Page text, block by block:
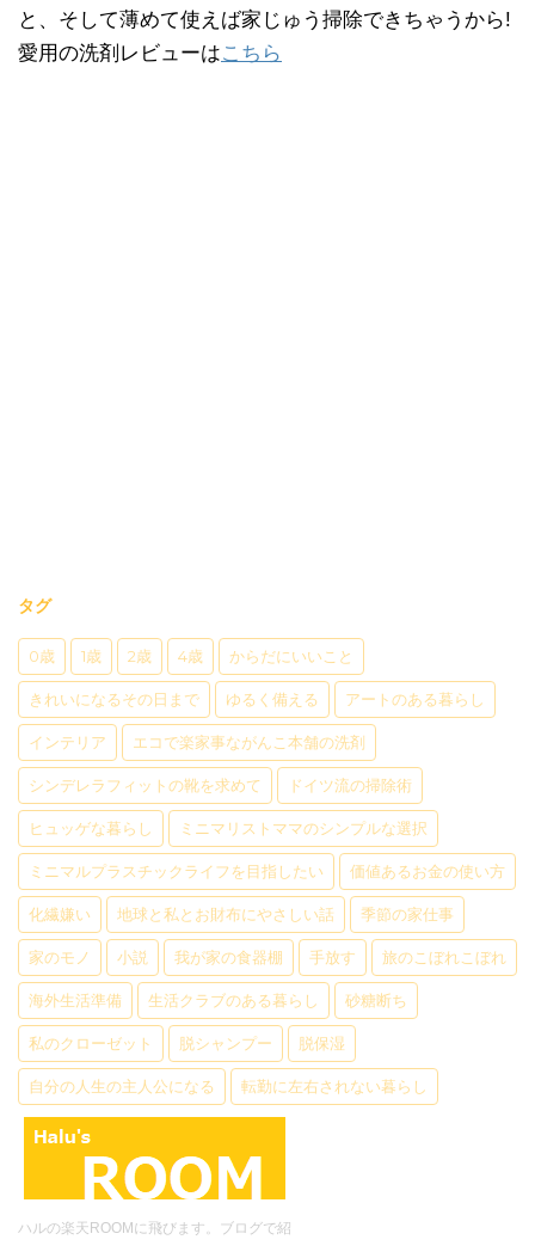
と、そして薄めて使えば家じゅう掃除できちゃうから!
愛用の洗剤レビューはこちら
タグ
0歳 1歳 2歳 4歳 からだにいいこと
きれいになるその日まで ゆるく備える アートのある暮らし
インテリア エコで楽家事ながんこ本舗の洗剤
シンデレラフィットの靴を求めて ドイツ流の掃除術
ヒュッゲな暮らし ミニマリストママのシンプルな選択
ミニマルプラスチックライフを目指したい 価値あるお金の使い方
化繊嫌い 地球と私とお財布にやさしい話 季節の家仕事
家のモノ 小説 我が家の食器棚 手放す 旅のこぼれこぼれ
海外生活準備 生活クラブのある暮らし 砂糖断ち
私のクローゼット 脱シャンプー 脱保湿
自分の人生の主人公になる 転勤に左右されない暮らし
ハルの楽天ROOMに飛びます。ブログで紹